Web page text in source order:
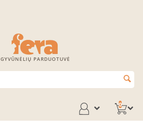
GYVŪNĖLIŲ PARDUOTUVĖ
0